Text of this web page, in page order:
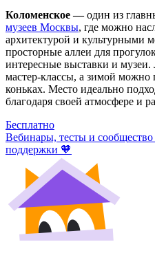
Коломенское —один из
музеев Москвы, где можно
архитектурой и культурными
просторные аллеи для
интересные выставки и
мастер-классы, а зимой можно
коньках. Место идеально
благодаря своей атмосфере и
Бесплатно
Вебинары, тесты и
поддержки 🧡